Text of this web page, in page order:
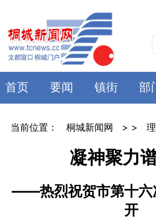
首页 要闻 镇街 部
当前位置： 桐城新闻网 > >
凝神聚力
——热烈祝贺市第十六
开